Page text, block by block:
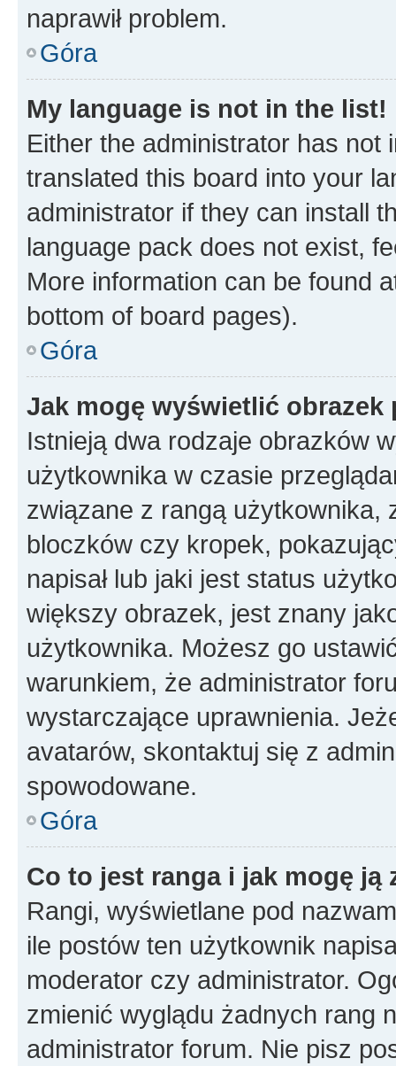
naprawił problem.
Góra
My language is not in the list!
Either the administrator has not
translated this board into your
administrator if they can install
language pack does not exist,
More information can be found
bottom of board pages).
Góra
Jak mogę wyświetlić
Istnieją dwa rodzaje obrazków
użytkownika w czasie
związane z rangą użytkownika,
bloczków czy kropek,
napisał lub jaki jest status
większy obrazek, jest znany
użytkownika. Możesz go
warunkiem, że administrator
wystarczające uprawnienia.
avatarów, skontaktuj się z
spowodowane.
Góra
Co to jest ranga i jak mogę ją
Rangi, wyświetlane pod
ile postów ten użytkownik
moderator czy administrator.
zmienić wyglądu żadnych rang
administrator forum. Nie pisz